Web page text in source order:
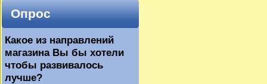
Опрос
Какое из направлений
магазина Вы бы хотели
чтобы развивалось
лучше?